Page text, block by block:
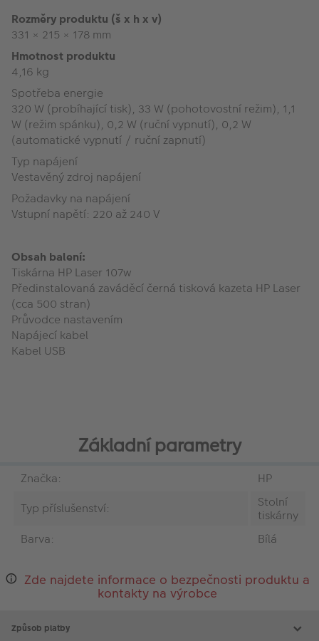
Rozměry produktu (š x h x v)
331 × 215 × 178 mm
Hmotnost produktu
4,16 kg
Spotřeba energie
320 W (probíhající tisk), 33 W (pohotovostní režim), 1,1
W (režim spánku), 0,2 W (ruční vypnutí), 0,2 W
(automatické vypnutí / ruční zapnutí)
Typ napájení
Vestavěný zdroj napájení
Požadavky na napájení
Vstupní napětí: 220 až 240 V
Obsah balení:
Tiskárna HP Laser 107w
Předinstalovaná zaváděcí černá tisková kazeta HP Laser
(cca 500 stran)
Průvodce nastavením
Napájecí kabel
Kabel USB
Základní parametry
Značka:
HP
Typ příslušenství:
Stolní
tiskárny
Barva:
Bílá
Zde najdete informace o bezpečnosti produktu a
kontakty na výrobce
Způsob platby